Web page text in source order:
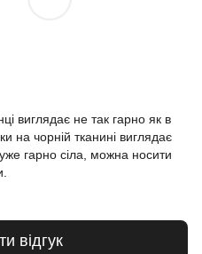
виглядає не так гарно як в
на чорній тканині виглядає
гарно сіла, можна носити
відгук